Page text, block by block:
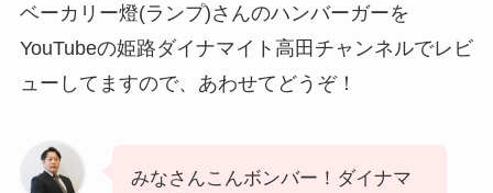
ベーカリー燈(ランプ)さんのハンバーガーを
YouTubeの姫路ダイナマイト高田チャンネルでレビ
ューしてますので、あわせてどうぞ！
みなさんこんボンバー！ダイナマ